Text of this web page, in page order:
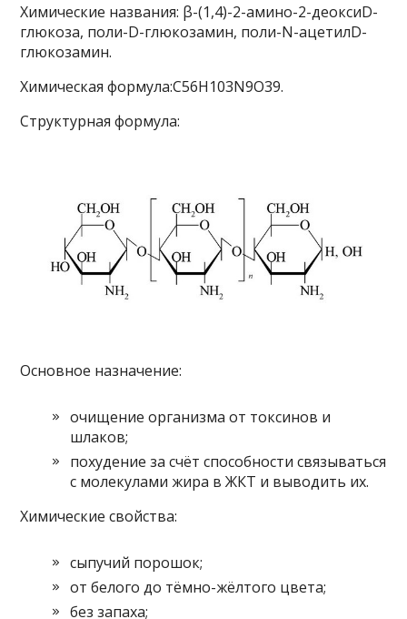
Химические названия: β-(1,4)-2-амино-2-деоксиD-
глюкоза, поли-D-глюкозамин, поли-N-ацетилD-
глюкозамин.
Химическая формула:C56H103N9O39.
Структурная формула:
Основное назначение:
очищение организма от токсинов и
шлаков;
похудение за счёт способности связываться
с молекулами жира в ЖКТ и выводить их.
Химические свойства:
сыпучий порошок;
от белого до тёмно-жёлтого цвета;
без запаха;